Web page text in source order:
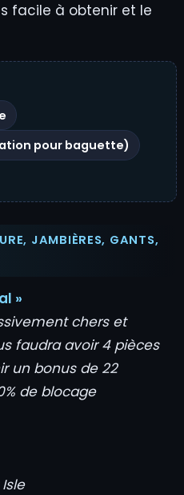
facile à obtenir et le
pour baguette)
JAMBIÈRES, GANTS,
»
chers et
faudra avoir 4 pièces
un bonus de 22
de blocage